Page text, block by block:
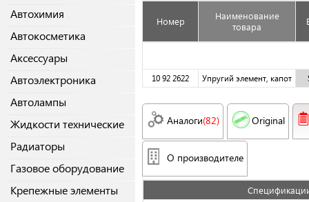
Автохимия
Автокосметика
Аксессуары
Автоэлектроника
Автолампы
Жидкости технические
Радиаторы
Газовое оборудование
Крепежные элементы
Номер
Наименование
товара
10 92 2622 Упругий элемент, капот
Аналоги(82) Original
О производителе